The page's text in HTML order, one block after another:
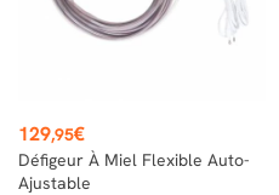
Prix
129,95€
Défigeur À Miel Flexible Auto-
Ajustable